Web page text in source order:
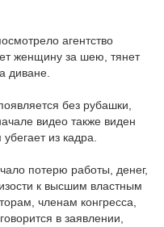
агентство
женщину за шею, тянет
диване.
без рубашки,
видео также виден
из кадра.
потерю работы, денег,
к высшим властным
членам конгресса,
в заявлении,